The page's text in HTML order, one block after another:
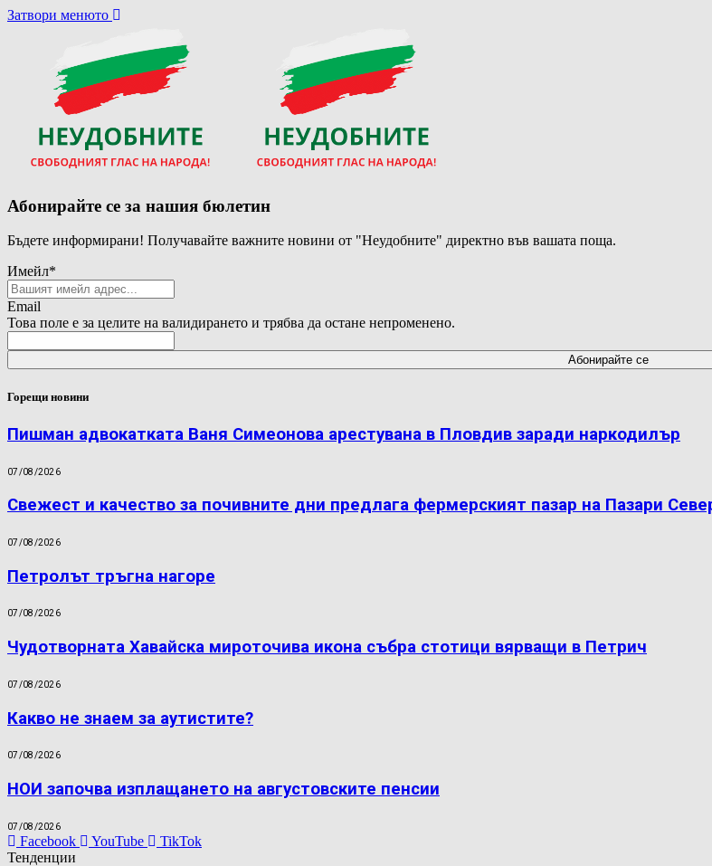
Затвори менюто
Абонирайте се за нашия бюлетин
Бъдете информирани! Получавайте важните новини от "Неудобните" директно във вашата поща.
Имейл*
Email
Това поле е за целите на валидирането и трябва да остане непроменено.
Горещи новини
Пишман адвокатката Ваня Симеонова арестувана в Пловдив заради наркодилър
07/08/2026
Свежест и качество за почивните дни предлага фермерският пазар на Пазари
07/08/2026
Петролът тръгна нагоре
07/08/2026
Чудотворната Хавайска мироточива икона събра стотици вярващи в Петрич
07/08/2026
Какво не знаем за аутистите?
07/08/2026
НОИ започва изплащането на августовските пенсии
07/08/2026
Facebook YouTube
TikTok
Тенденции